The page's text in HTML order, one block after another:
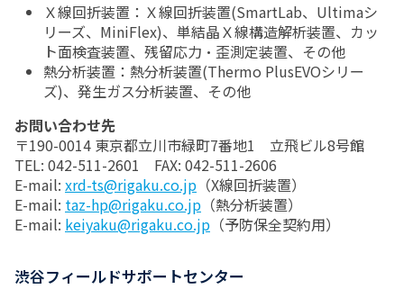
Ｘ線回折装置：Ｘ線回折装置(SmartLab、Ultimaシ
リーズ、MiniFlex)、単結晶Ｘ線構造解析装置、カッ
ト面検査装置、残留応力・歪測定装置、その他
熱分析装置：熱分析装置(Thermo PlusEVOシリー
ズ)、発生ガス分析装置、その他
お問い合わせ先
〒190-0014 東京都立川市緑町7番地1 立飛ビル8号館
TEL: 042-511-2601 FAX: 042-511-2606
E-mail: xrd-ts@rigaku.co.jp （X線回折装置）
E-mail: taz-hp@rigaku.co.jp （熱分析装置）
E-mail: keiyaku@rigaku.co.jp （予防保全契約用）
渋谷フィールドサポートセンター